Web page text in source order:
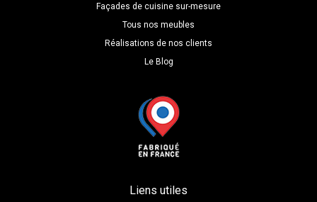
Façades de cuisine sur-mesure
Tous nos meubles
Réalisations de nos clients
Le Blog
Liens utiles